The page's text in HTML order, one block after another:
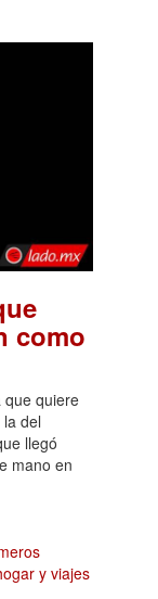
como
que quiere
del
llegó
mano en